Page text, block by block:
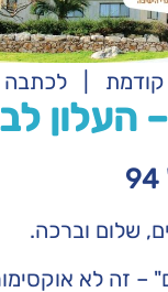
העלון
שלום וברכה.
– זה לא